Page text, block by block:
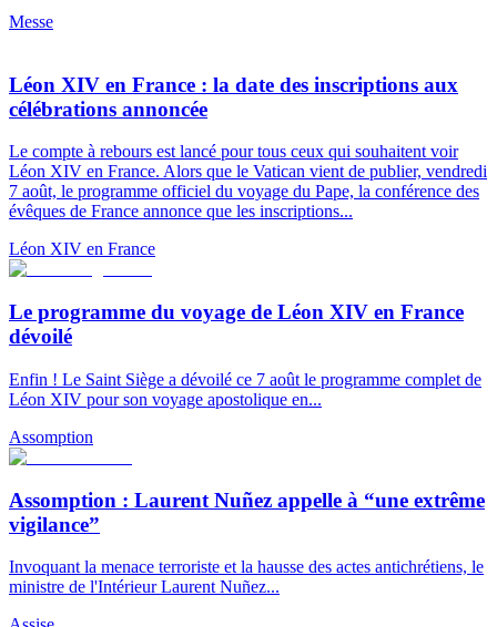
Messe
Léon XIV en France : la date des inscriptions aux
célébrations annoncée
Le compte à rebours est lancé pour tous ceux qui souhaitent voir
Léon XIV en France. Alors que le Vatican vient de publier, vendredi
7 août, le programme officiel du voyage du Pape, la conférence des
évêques de France annonce que les inscriptions...
Léon XIV en France
Le programme du voyage de Léon XIV en France
dévoilé
Enfin ! Le Saint Siège a dévoilé ce 7 août le programme complet de
Léon XIV pour son voyage apostolique en...
Assomption
Assomption : Laurent Nuñez appelle à “une extrême
vigilance”
Invoquant la menace terroriste et la hausse des actes antichrétiens, le
ministre de l'Intérieur Laurent Nuñez...